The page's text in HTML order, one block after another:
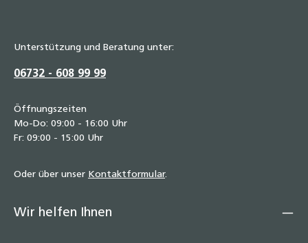
Unterstützung und Beratung unter:
06732 - 608 99 99
Öffnungszeiten
Mo-Do: 09:00 - 16:00 Uhr
Fr: 09:00 - 15:00 Uhr
Oder über unser Kontaktformular.
Wir helfen Ihnen